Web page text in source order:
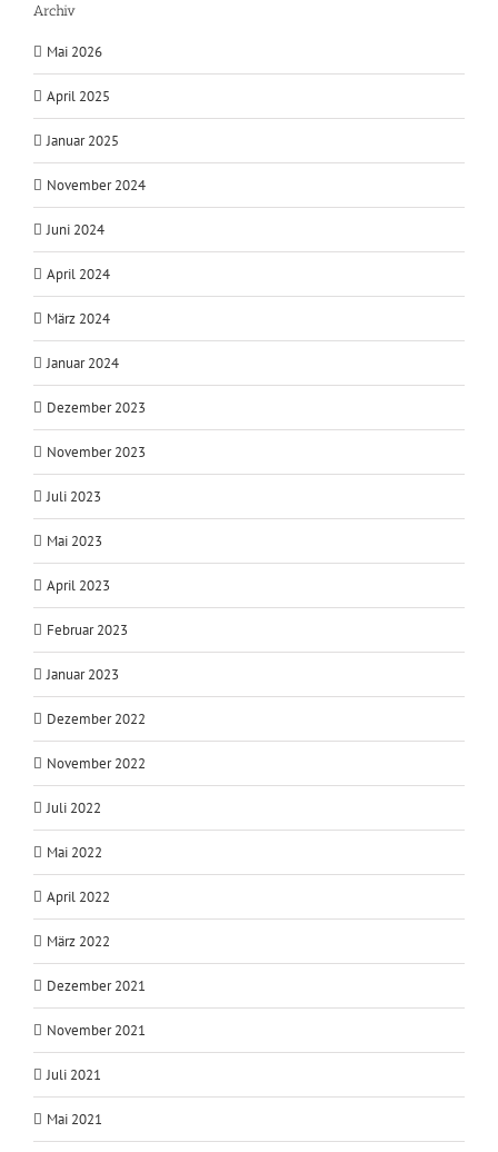
Archiv
Mai 2026
April 2025
Januar 2025
November 2024
Juni 2024
April 2024
März 2024
Januar 2024
Dezember 2023
November 2023
Juli 2023
Mai 2023
April 2023
Februar 2023
Januar 2023
Dezember 2022
November 2022
Juli 2022
Mai 2022
April 2022
März 2022
Dezember 2021
November 2021
Juli 2021
Mai 2021